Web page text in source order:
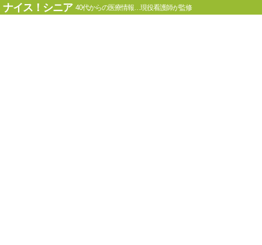
ナイス！シニア 40代からの医療情報…現役看護師が監修